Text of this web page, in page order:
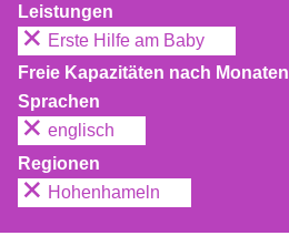
Leistungen
Erste Hilfe am Baby
Freie Kapazitäten nach Monaten
Sprachen
englisch
Regionen
Hohenhameln